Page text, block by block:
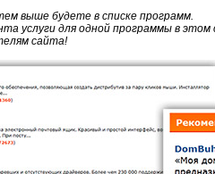
выше будете в списке программ.
услуги для одной программы в этом
сайта!